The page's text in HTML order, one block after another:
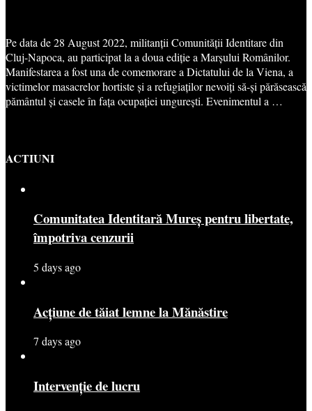
Pe data de 28 August 2022, militanții Comunității Identitare din
Cluj-Napoca, au participat la a doua ediție a Marșului Românilor.
Manifestarea a fost una de comemorare a Dictatului de la Viena, a
victimelor masacrelor hortiste și a refugiaților nevoiți să-și părăsească
pământul și casele în fața ocupației ungurești. Evenimentul a …
ACTIUNI
Comunitatea Identitară Mureș pentru libertate,
împotriva cenzurii
5 days ago
Acțiune de tăiat lemne la Mănăstire
7 days ago
Intervenție de lucru